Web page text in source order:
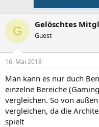
G Gelöschtes
Guest
16. Mai 2018
Man kann es nur duch
einzelne Bereiche
vergleichen. So von
vergleichen, da die
spielt